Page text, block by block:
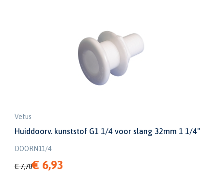
Vetus
Huiddoorv. kunststof G1 1/4 voor slang 32mm 1 1/4''
DOORN11/4
€ 7,70€ 6,93